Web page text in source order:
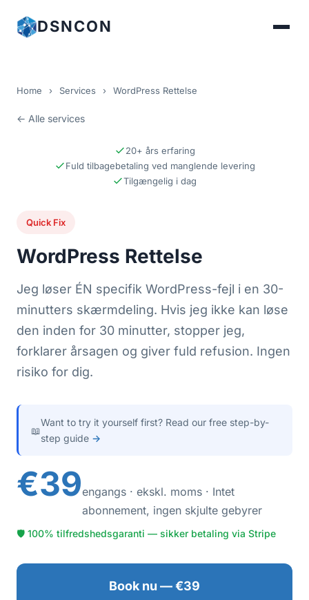
DSNCON
Home › Services › WordPress Rettelse
← Alle services
20+ års erfaring
Fuld tilbagebetaling ved manglende levering
Tilgængelig i dag
Quick Fix
WordPress Rettelse
Jeg løser ÉN specifik WordPress-fejl i en 30-
minutters skærmdeling. Hvis jeg ikke kan løse
den inden for 30 minutter, stopper jeg,
forklarer årsagen og giver fuld refusion. Ingen
risiko for dig.
📖
Want to try it yourself first? Read our free step-by-
step guide →
€39engangs · ekskl. moms · Intet
abonnement, ingen skjulte gebyrer
🛡 100% tilfredshedsgaranti — sikker betaling via Stripe
Book nu — €39